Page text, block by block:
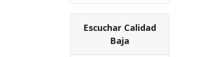
Escuchar Calidad
Baja